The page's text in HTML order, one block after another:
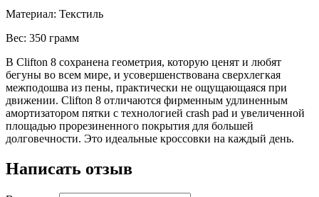
Материал: Текстиль
Вес: 350 грамм
В Clifton 8 сохранена геометрия, которую ценят и любят
бегуны во всем мире, и усовершенствована сверхлегкая
межподошва из пены, практически не ощущающаяся при
движении. Clifton 8 отличаются фирменным удлиненным
амортизатором пятки с технологией crash pad и увеличенной
площадью прорезиненного покрытия для большей
долговечности. Это идеальные кроссовки на каждый день.
Написать отзыв